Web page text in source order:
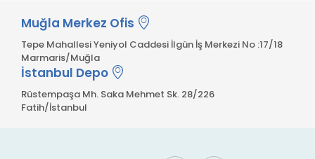
Muğla Merkez Ofis
Tepe Mahallesi Yeniyol Caddesi İlgün İş Merkezi No :17/18
Marmaris/Muğla
İstanbul Depo
Rüstempaşa Mh. Saka Mehmet Sk. 28/226
Fatih/İstanbul